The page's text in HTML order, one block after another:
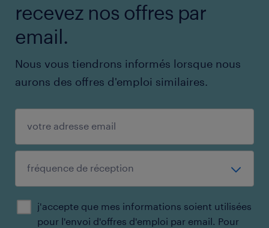
recevez nos offres par
email.
Nous vous tiendrons informés lorsque nous
aurons des offres d'emploi similaires.
j'accepte que mes informations soient utilisées
pour l'envoi d'offres d'emploi par email. ​Pour